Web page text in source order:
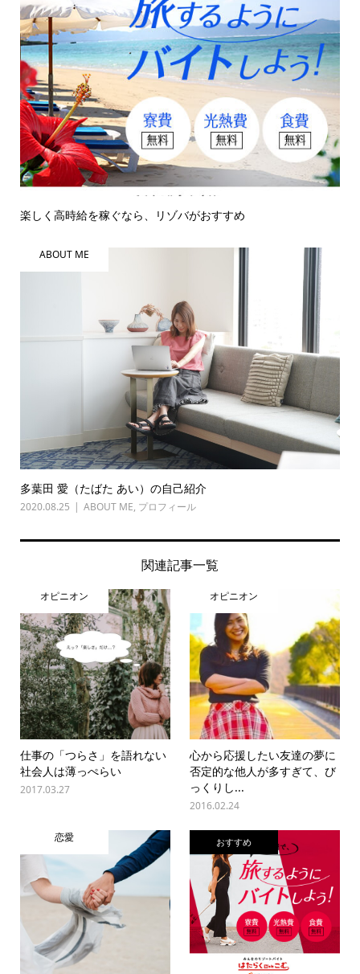
楽しく高時給を稼ぐなら、リゾバがおすすめ
ABOUT ME
多葉田 愛（たばた あい）の自己紹介
2020.08.25 ABOUT ME, プロフィール
関連記事一覧
オピニオン
仕事の「つらさ」を語れない
社会人は薄っぺらい
2017.03.27
オピニオン
心から応援したい友達の夢に
否定的な他人が多すぎて、び
っくりし...
2016.02.24
恋愛 おすすめ